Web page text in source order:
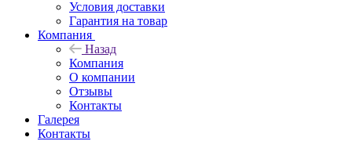
Условия доставки
Гарантия на товар
Компания
Назад
Компания
О компании
Отзывы
Контакты
Галерея
Контакты